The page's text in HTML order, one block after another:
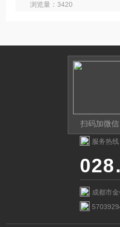
浏览量：3420
扫码加微信
服务热线
成都市金
金府路